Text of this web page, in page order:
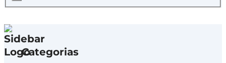
Categorias